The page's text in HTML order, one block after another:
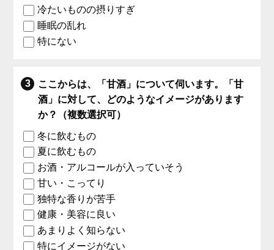
冷たいものの摂りすぎ
睡眠の乱れ
特にない
ここからは、「甘酒」について伺います。「甘
酒」に対して、どのようなイメージがあります
か？（複数選択可）
冬に飲むもの
夏に飲むもの
お酒・アルコールが入っていそう
甘い・こってり
独特な香りが苦手
健康・美容に良い
あまりよく知らない
特にイメージがない